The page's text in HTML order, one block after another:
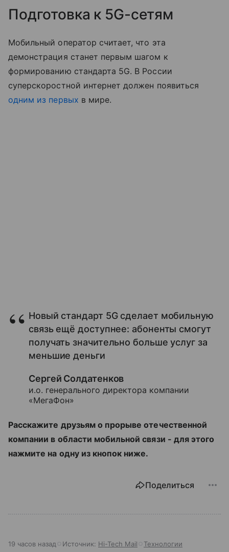
Подготовка к 5G-сетям
Мобильный оператор считает, что эта
демонстрация станет первым шагом к
формированию стандарта 5G. В России
суперскоростной интернет должен появиться
одним из первых в мире.
Новый стандарт 5G сделает мобильную
связь ещё доступнее: абоненты смогут
получать значительно больше услуг за
меньшие деньги
Сергей Солдатенков
и.о. генерального директора компании
«МегаФон»
Расскажите друзьям о прорыве отечественной
компании в области мобильной связи - для этого
нажмите на одну из кнопок ниже.
Поделиться
19 часов назад Источник: Hi-Tech Mail Технологии